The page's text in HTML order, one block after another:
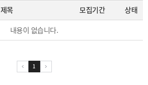
제목 모집기간
상태
내용이 없습니다.
1